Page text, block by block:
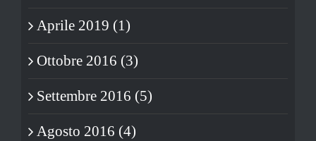
Aprile 2019 (1)
Ottobre 2016 (3)
Settembre 2016 (5)
Agosto 2016 (4)